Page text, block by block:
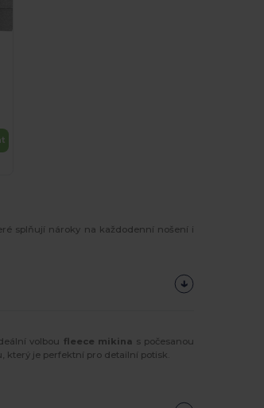
splňují nároky na každodenní nošení i
volbou fleece mikina s počesanou
je perfektní pro detailní potisk.